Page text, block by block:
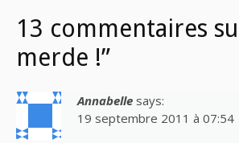
13 commentaires
merde !”
Annabelle says:
19 septembre 2011 à 07:54